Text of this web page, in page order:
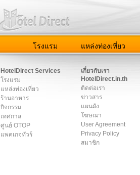
โรงแรม แหล่งท่องเที่ยว
HotelDirect Services
โรงแรม
แหล่งท่องเที่ยว
ร้านอาหาร
กิจกรรม
เทศกาล
ศูนย์ OTOP
แพคเกจทัวร์
เกี่ยวกับเรา
HotelDirect.in.th
ติดต่อเรา
ข่าวสาร
แผนผัง
โฆษณา
User Agreement
Privacy Policy
สมาชิก